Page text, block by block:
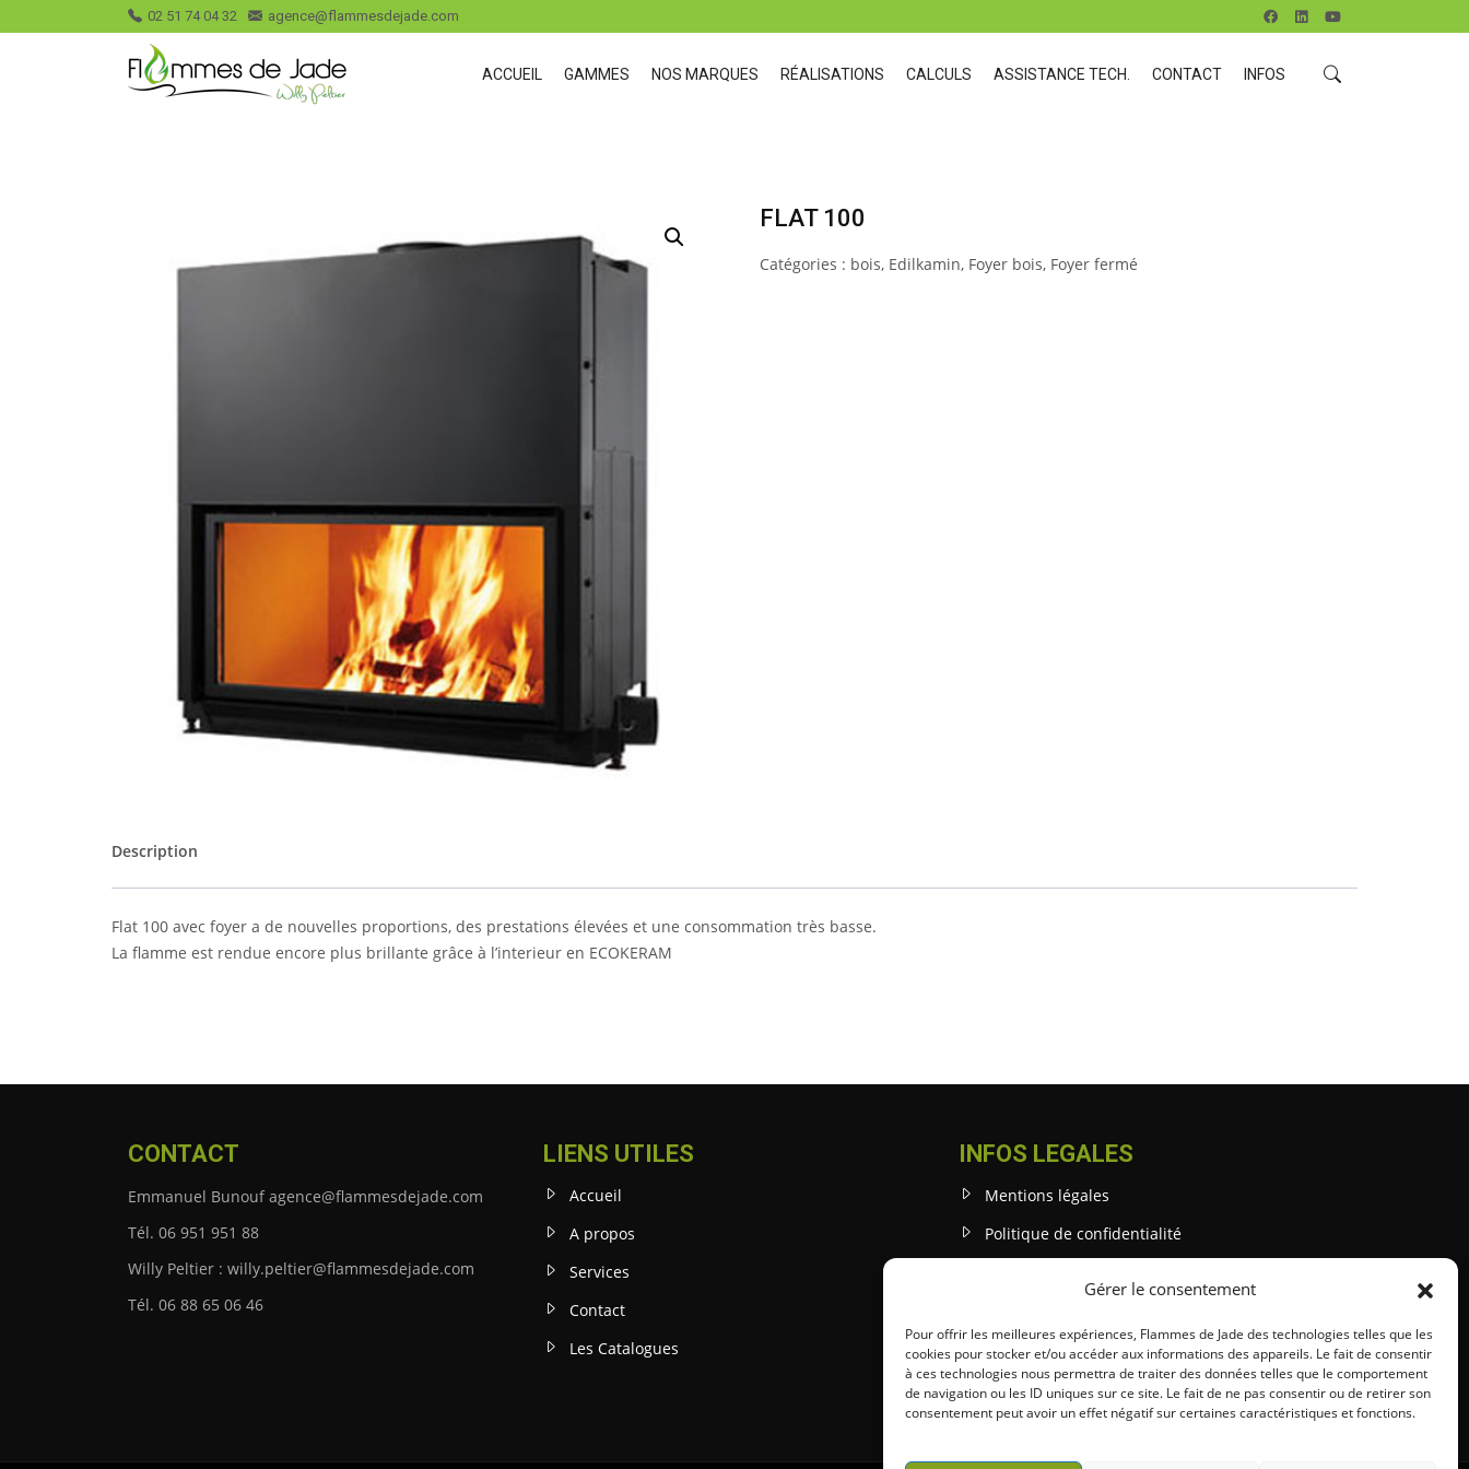
Gérer le consentement
Pour offrir les meilleures expériences, Flammes de Jade des technologies telles que les
cookies pour stocker et/ou accéder aux informations des appareils. Le fait de consentir
à ces technologies nous permettra de traiter des données telles que le comportement
de navigation ou les ID uniques sur ce site. Le fait de ne pas consentir ou de retirer son
consentement peut avoir un effet négatif sur certaines caractéristiques et fonctions.
02 51 74 04 32 agence@flammesdejade.com
ACCUEIL GAMMES NOS MARQUES RÉALISATIONS CALCULS ASSISTANCE TECH. CONTACT INFOS
FLAT 100
Catégories : bois, Edilkamin, Foyer bois, Foyer fermé
Description
Flat 100 avec foyer a de nouvelles proportions, des prestations élevées et une consommation très basse.
La flamme est rendue encore plus brillante grâce à l’interieur en ECOKERAM
CONTACT
Emmanuel Bunouf agence@flammesdejade.com
Tél. 06 951 951 88
Willy Peltier : willy.peltier@flammesdejade.com
Tél. 06 88 65 06 46
LIENS UTILES
Accueil
A propos
Services
Contact
Les Catalogues
INFOS LEGALES
Mentions légales
Politique de confidentialité